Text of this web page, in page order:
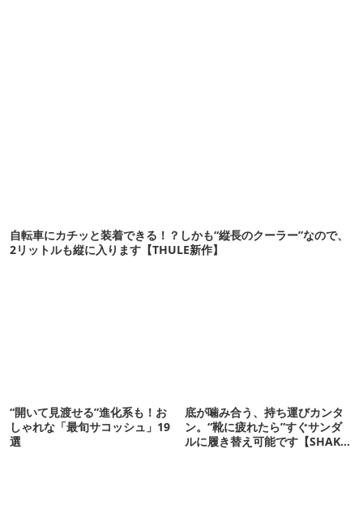
自転車にカチッと装着できる！？しかも“縦長のクーラー”なので、
2リットルも縦に入ります【THULE新作】
“開いて見渡せる”進化系も！お
しゃれな「最旬サコッシュ」19
選
底が噛み合う、持ち運びカンタ
ン。“靴に疲れたら”すぐサンダ
ルに履き替え可能です【SHAKA